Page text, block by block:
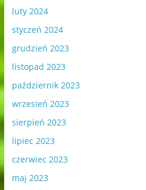
luty 2024
styczeń 2024
grudzień 2023
listopad 2023
październik 2023
wrzesień 2023
sierpień 2023
lipiec 2023
czerwiec 2023
maj 2023